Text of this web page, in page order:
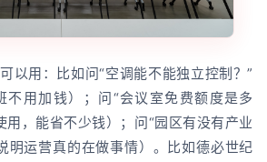
以用：比如问“空调能不能独立控制？”
不用加钱）；问“会议室免费额度是多
用，能省不少钱）；问“园区有没有产业
明运营真的在做事情）。比如德必世纪